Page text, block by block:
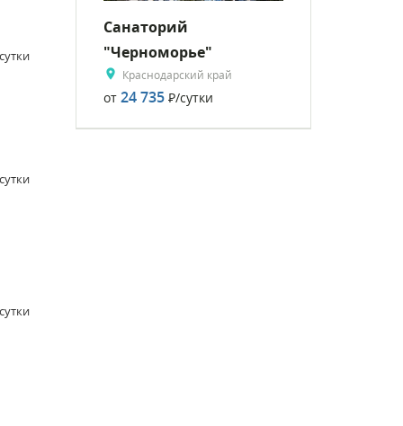
Санаторий
"Черноморье"
Краснодарский край
от 24 735 Р/сутки